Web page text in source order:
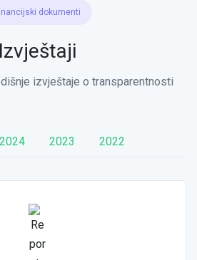
dokumenti
Izvještaji
izvještaje o transparentnosti
2024 2023 2022